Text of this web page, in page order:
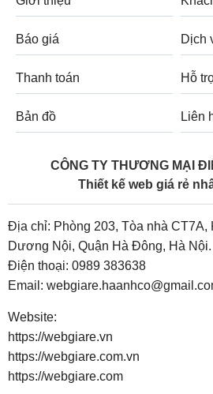
Báo giá Dịch
Thanh toán Hỗ
Bản đồ Liên
CÔNG TY THƯƠNG MẠI
Thiết kế web giá rẻ
Địa chỉ: Phòng 203, Tòa nhà CT7A,
Dương Nội, Quận Hà Đông, Hà Nội.
Điện thoại: 0989 383638
Email:
Website:
https://webgiare.vn
https://webgiare.com.vn
https://webgiare.com